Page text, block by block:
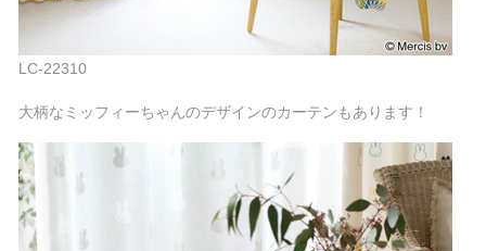
LC-22310
大柄なミッフィーちゃんのデザインのカーテンもあります！